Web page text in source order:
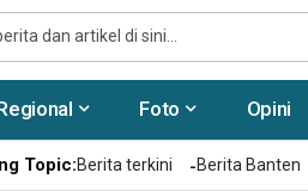
Foto Opini
Topic:Berita terkini Berita Banten